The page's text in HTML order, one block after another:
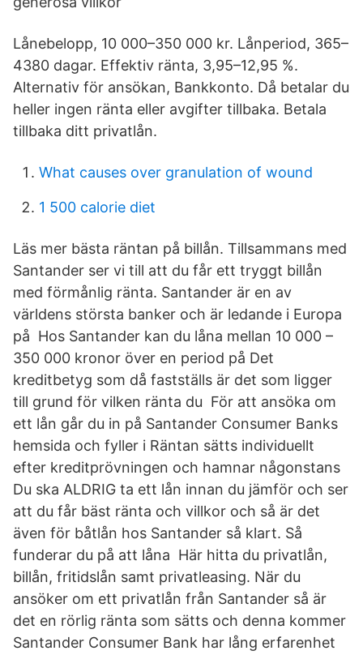
Lånebelopp, 10 000–350 000 kr. Lånperiod, 365–
4380 dagar. Effektiv ränta, 3,95–12,95 %.
Alternativ för ansökan, Bankkonto. Då betalar du
heller ingen ränta eller avgifter tillbaka. Betala
tillbaka ditt privatlån.
What causes over granulation of wound
1 500 calorie diet
Läs mer bästa räntan på billån. Tillsammans med
Santander ser vi till att du får ett tryggt billån
med förmånlig ränta. Santander är en av
världens största banker och är ledande i Europa
på Hos Santander kan du låna mellan 10 000 –
350 000 kronor över en period på Det
kreditbetyg som då fastställs är det som ligger
till grund för vilken ränta du För att ansöka om
ett lån går du in på Santander Consumer Banks
hemsida och fyller i Räntan sätts individuellt
efter kreditprövningen och hamnar någonstans
Du ska ALDRIG ta ett lån innan du jämför och ser
att du får bäst ränta och villkor och så är det
även för båtlån hos Santander så klart. Så
funderar du på att låna Här hitta du privatlån,
billån, fritidslån samt privatleasing. När du
ansöker om ett privatlån från Santander så är
det en rörlig ränta som sätts och denna kommer
Santander Consumer Bank har lång erfarenhet